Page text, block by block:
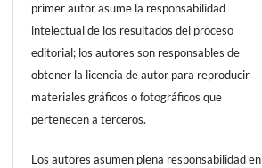
primer autor asume la responsabilidad
intelectual de los resultados del proceso
editorial; los autores son responsables de
obtener la licencia de autor para reproducir
materiales gráficos o fotográficos que
pertenecen a terceros.
Los autores asumen plena responsabilidad en